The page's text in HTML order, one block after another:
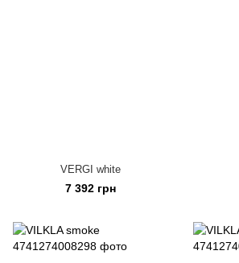
VERGI white
7 392 грн